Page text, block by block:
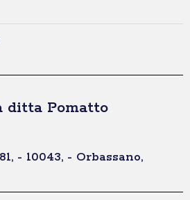
ditta Pomatto
- 10043, - Orbassano,